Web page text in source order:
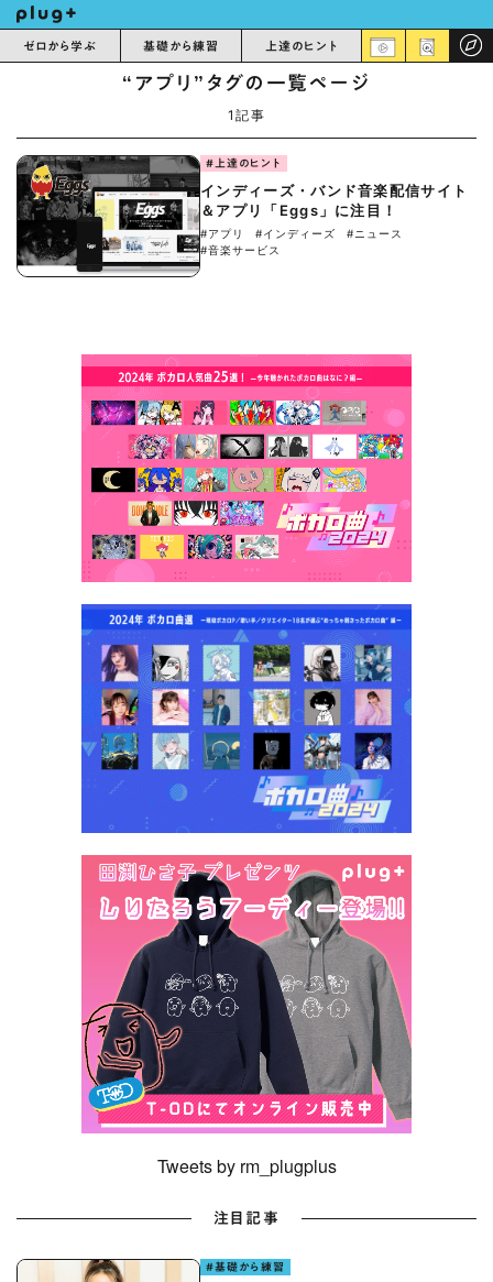
ゼロから学ぶ 基礎から練習 上達のヒント
“アプリ”タグの一覧ページ
1記事
#上達のヒント
インディーズ・バンド⾳楽配信サイト
＆アプリ「Eggs」に注目！
#アプリ #インディーズ
#ニュース
#音楽サービス
Tweets by rm_plugplus
注目記事
#基礎から練習